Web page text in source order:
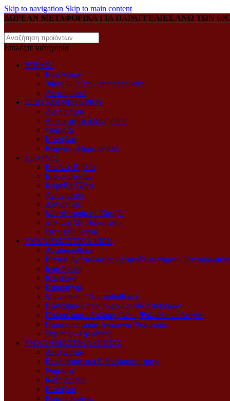
Skip to navigation Skip to main content
ΔΩΡΕΑΝ ΜΕΤΑΦΟΡΙΚΑ ΓΙΑ ΠΑΡΑΓΓΕΛΙΕΣ ΑΝΩ ΤΩΝ 60€
Επιλέξτε κατηγορία
ΒΙΒΛΙΑ
Βίοι Αγίων
θήκες βιβλίων / σελιδοδείκτες
Λειτουργικά
ΕΙΔΗ ΚΟΙΜΗΤΗΡΙΟΥ
Αναλώσιμα
Διακοσμητικά Μνημείου
Θυμιατά
Καντήλια
Κορνίζες/Πορσελάνες
ΕΙΚΟΝΕΣ
Eικόνες Bιβλίο
Eικονοστάσια
Kορνίζα Tζάμι
Αγιογραφία
Ασημένιες
Μεταξοτυπία σε Καμβά
Ξύλινες Με Παλαίωση
Όψη Στιλβωτού
ΕΚΚΛΗΣΙΑΣΤΙΚΑ ΕΙΔΗ
Αντιδωροθήκη
Βάσεις Αρτοκλασίας / Λαμπάδων γάμου /
Ιερά Σκεύη
Καντήλια
Κηροπήγια
Μανουάλια / Λαμπαδοθήκες
Παγκάρια-Κηροθήκες-Κουτιά Απόκερων
Πολυέλαιοι / Απλίκες / Φως Ψαλτάδων / Λυχνίες
Προσκυνητάρια-Αναλόγια-Ψαλτήρια
Σημαίες – Γιρλάντες
ΕΚΚΛΗΣΙΑΣΤΙΚΑ ΟΙΚΙΑΣ
Αναλώσιμα
Εκκλησιαστικά Είδη Διακόσμησης
Θυμιατά
Ιδέες Δώρου
Καντήλια
Κομποσκοίνια